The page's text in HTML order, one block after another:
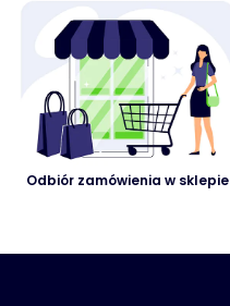
Odbiór zamówienia w sklepie